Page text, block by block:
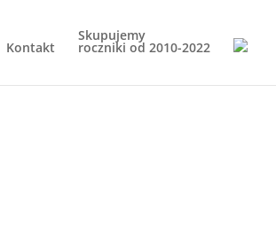
Kontakt
Skupujemy
roczniki od 2010-2022